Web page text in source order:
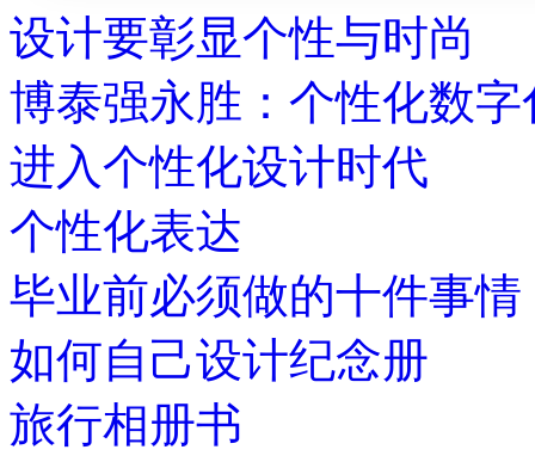
设计要彰显个性与时尚
博泰强永胜：个性化数
进入个性化设计时代
个性化表达
毕业前必须做的十件事情
如何自己设计纪念册
旅行相册书